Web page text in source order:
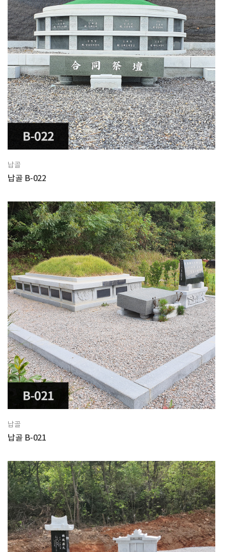
납골
납골 B-022
납골
납골 B-021